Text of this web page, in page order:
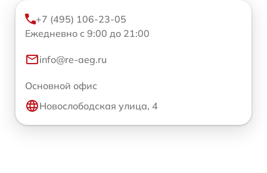
+7 (495) 106-23-05
Ежедневно с 9:00 до 21:00
info@re-aeg.ru
Основной офис
Новослободская улица, 4